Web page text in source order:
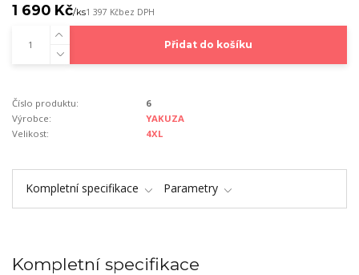
1 690 Kč/ks1 397 Kčbez DPH
Přidat do košíku
Číslo produktu:
6
Výrobce:
YAKUZA
Velikost:
4XL
Kompletní specifikace Parametry
Kompletní specifikace